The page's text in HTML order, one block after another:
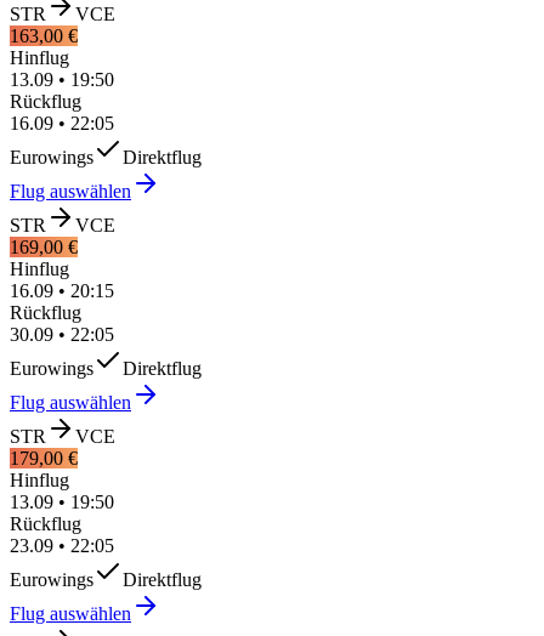
STR
VCE
163,00 €
Hinflug
13.09 • 19:50
Rückflug
16.09 • 22:05
Eurowings
Direktflug
Flug auswählen
STR
VCE
169,00 €
Hinflug
16.09 • 20:15
Rückflug
30.09 • 22:05
Eurowings
Direktflug
Flug auswählen
STR
VCE
179,00 €
Hinflug
13.09 • 19:50
Rückflug
23.09 • 22:05
Eurowings
Direktflug
Flug auswählen